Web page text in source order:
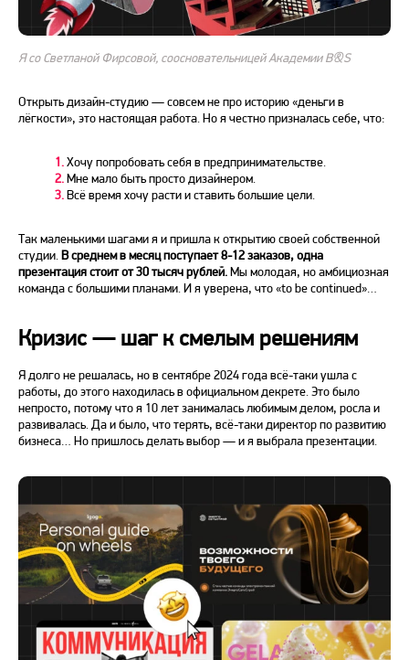
Я со Светланой Фирсовой, соосновательницей Академии B&S
Открыть дизайн-студию — совсем не про историю «деньги в
лёгкости», это настоящая работа. Но я честно призналась себе, что:
1.Хочу попробовать себя в предпринимательстве.
2.Мне мало быть просто дизайнером.
3.Всё время хочу расти и ставить большие цели.
Так маленькими шагами я и пришла к открытию своей собственной
студии. В среднем в месяц поступает 8-12 заказов, одна
презентация стоит от 30 тысяч рублей.Мы молодая, но амбициозная
команда с большими планами. И я уверена, что «to be continued»…
Кризис — шаг к смелым решениям
Я долго не решалась, но в сентябре 2024 года всё-таки ушла с
работы, до этого находилась в официальном декрете. Это было
непросто, потому что я 10 лет занималась любимым делом, росла и
развивалась. Да и было, что терять, всё-таки директор по развитию
бизнеса… Но пришлось делать выбор — и я выбрала презентации.